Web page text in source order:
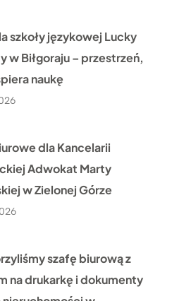
szkoły językowej Lucky
w Biłgoraju – przestrzeń,
naukę
dla Kancelarii
Adwokat Marty
w Zielonej Górze
szafę biurową z
na drukarkę i dokumenty